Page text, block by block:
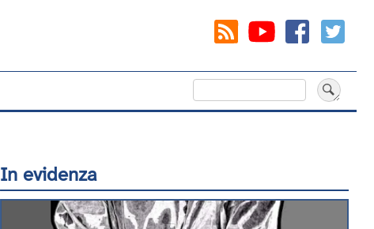
In evidenza